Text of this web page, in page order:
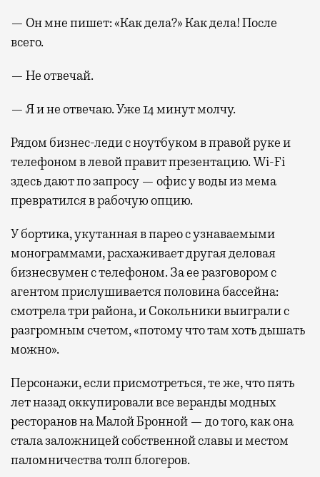
— Он мне пишет: «Как дела?» Как дела! После
всего.
— Не отвечай.
— Я и не отвечаю. Уже 14 минут молчу.
Рядом бизнес-леди с ноутбуком в правой руке и
телефоном в левой правит презентацию. Wi-Fi
здесь дают по запросу — офис у воды из мема
превратился в рабочую опцию.
У бортика, укутанная в парео с узнаваемыми
монограммами, расхаживает другая деловая
бизнесвумен с телефоном. За ее разговором с
агентом прислушивается половина бассейна:
смотрела три района, и Сокольники выиграли с
разгромным счетом, «потому что там хоть дышать
можно».
Персонажи, если присмотреться, те же, что пять
лет назад оккупировали все веранды модных
ресторанов на Малой Бронной — до того, как она
стала заложницей собственной славы и местом
паломничества толп блогеров.